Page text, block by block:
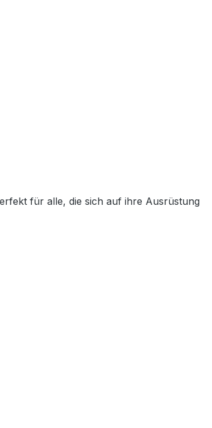
für alle, die sich auf ihre Ausrüstung